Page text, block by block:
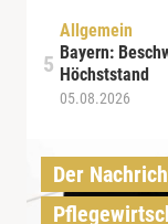
Allgemein
Bayern:
Höchststand
05.08.2026
Der